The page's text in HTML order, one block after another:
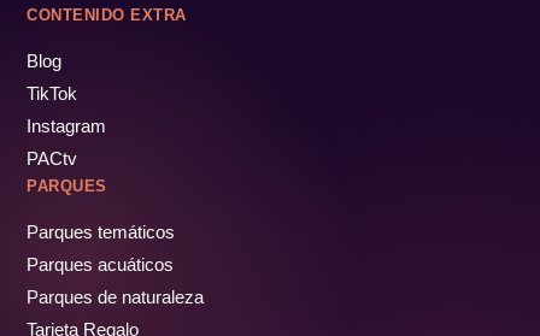
CONTENIDO EXTRA
Blog
TikTok
Instagram
PACtv
PARQUES
Parques temáticos
Parques acuáticos
Parques de naturaleza
Tarjeta Regalo